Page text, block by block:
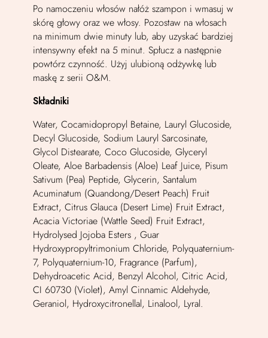
Po namoczeniu włosów nałóż szampon i wmasuj w
skórę głowy oraz we włosy. Pozostaw na włosach
na minimum dwie minuty lub, aby uzyskać bardziej
intensywny efekt na 5 minut. Spłucz a następnie
powtórz czynność. Użyj ulubioną odżywkę lub
maskę z serii O&M.
Składniki
Water, Cocamidopropyl Betaine, Lauryl Glucoside,
Decyl Glucoside, Sodium Lauryl Sarcosinate,
Glycol Distearate, Coco Glucoside, Glyceryl
Oleate, Aloe Barbadensis (Aloe) Leaf Juice, Pisum
Sativum (Pea) Peptide, Glycerin, Santalum
Acuminatum (Quandong/Desert Peach) Fruit
Extract, Citrus Glauca (Desert Lime) Fruit Extract,
Acacia Victoriae (Wattle Seed) Fruit Extract,
Hydrolysed Jojoba Esters , Guar
Hydroxypropyltrimonium Chloride, Polyquaternium-
7, Polyquaternium-10, Fragrance (Parfum),
Dehydroacetic Acid, Benzyl Alcohol, Citric Acid,
CI 60730 (Violet), Amyl Cinnamic Aldehyde,
Geraniol, Hydroxycitronellal, Linalool, Lyral.